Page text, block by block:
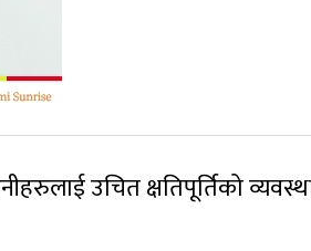
उचित क्षतिपूर्तिको